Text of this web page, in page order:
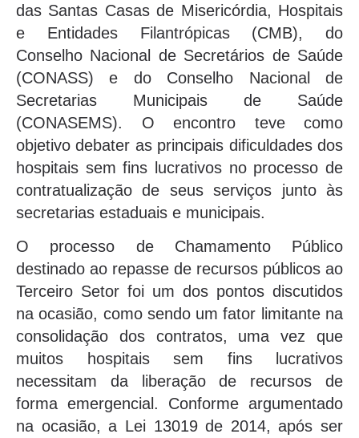
das Santas Casas de Misericórdia, Hospitais
e Entidades Filantrópicas (CMB), do
Conselho Nacional de Secretários de Saúde
(CONASS) e do Conselho Nacional de
Secretarias Municipais de Saúde
(CONASEMS). O encontro teve como
objetivo debater as principais dificuldades dos
hospitais sem fins lucrativos no processo de
contratualização de seus serviços junto às
secretarias estaduais e municipais.
O processo de Chamamento Público
destinado ao repasse de recursos públicos ao
Terceiro Setor foi um dos pontos discutidos
na ocasião, como sendo um fator limitante na
consolidação dos contratos, uma vez que
muitos hospitais sem fins lucrativos
necessitam da liberação de recursos de
forma emergencial. Conforme argumentado
na ocasião, a Lei 13019 de 2014, após ser